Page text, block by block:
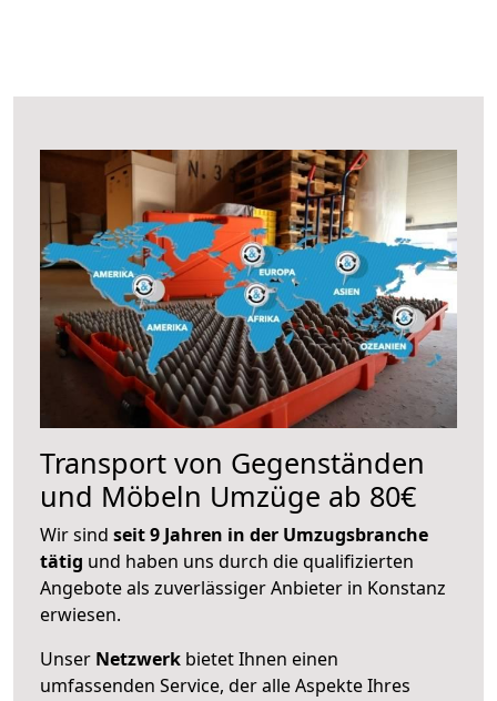
Transport von Gegenständen
und Möbeln Umzüge ab 80€
Wir sind seit 9 Jahren in der Umzugsbranche
tätig und haben uns durch die qualifizierten
Angebote als zuverlässiger Anbieter in Konstanz
erwiesen.
Unser Netzwerk bietet Ihnen einen
umfassenden Service, der alle Aspekte Ihres